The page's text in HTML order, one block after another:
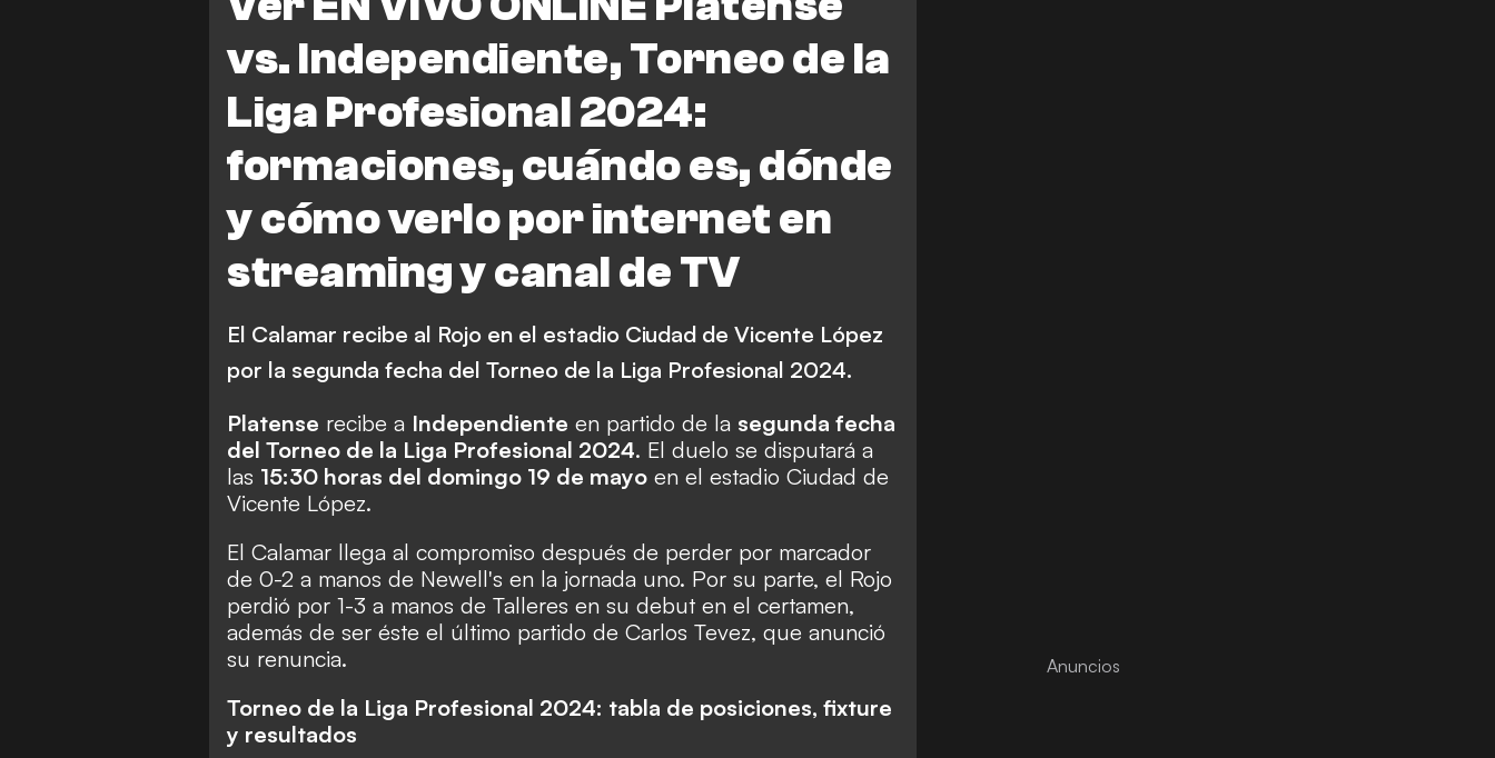
vs. Independiente, Torneo de la
Liga Profesional 2024:
formaciones, cuándo es, dónde
y cómo verlo por internet en
streaming y canal de TV
El Calamar recibe al Rojo en el estadio Ciudad de Vicente López
por la segunda fecha del Torneo de la Liga Profesional 2024.
Platense recibe a Independiente en partido de la segunda fecha
del Torneo de la Liga Profesional 2024. El duelo se disputará a
las 15:30 horas del domingo 19 de mayo en el estadio Ciudad de
Vicente López.
El Calamar llega al compromiso después de perder por marcador
de 0-2 a manos de Newell's en la jornada uno. Por su parte, el Rojo
perdió por 1-3 a manos de Talleres en su debut en el certamen,
además de ser éste el último partido de Carlos Tevez, que anunció
su renuncia.
Torneo de la Liga Profesional 2024: tabla de posiciones, fixture
y resultados